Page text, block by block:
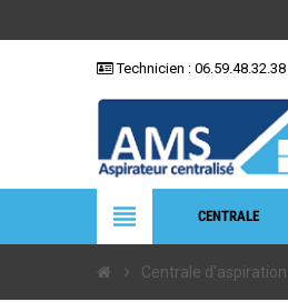
Technicien : 06.59.48.32.38
view_headline CENTRALE
chevron_right Centrale d'aspiration